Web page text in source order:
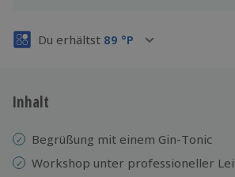
Du erhältst 89 °P
Inhalt
Begrüßung mit einem Gin-Tonic
Workshop unter professioneller